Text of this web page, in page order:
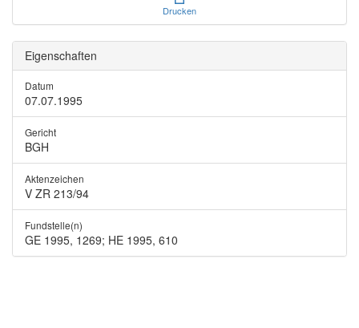
Drucken
Eigenschaften
Datum
07.07.1995
Gericht
BGH
Aktenzeichen
V ZR 213/94
Fundstelle(n)
GE 1995, 1269; HE 1995, 610